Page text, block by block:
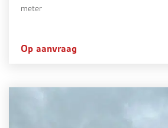
meter
Op aanvraag